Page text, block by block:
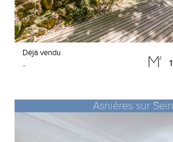
Déjà vendu
-
Asnières sur